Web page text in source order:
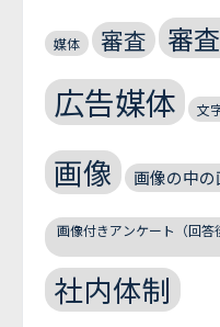
媒体 審査 審
広告媒体 文
画像 画像の中の
画像付きアンケート（回
社内体制